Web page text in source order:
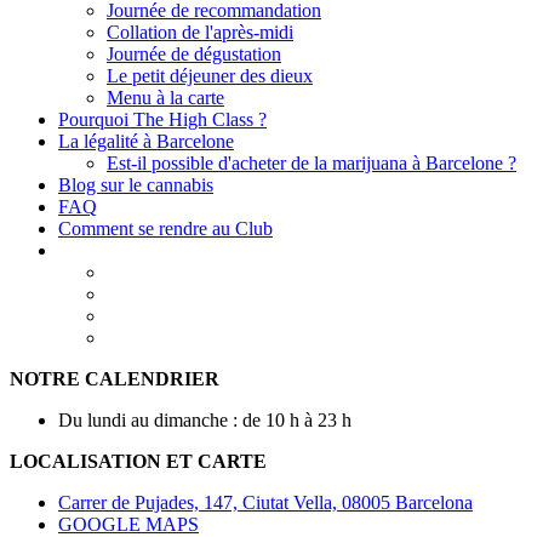
Journée de recommandation
Collation de l'après-midi
Journée de dégustation
Le petit déjeuner des dieux
Menu à la carte
Pourquoi The High Class ?
La légalité à Barcelone
Est-il possible d'acheter de la marijuana à Barcelone ?
Blog sur le cannabis
FAQ
Comment se rendre au Club
NOTRE CALENDRIER
Du lundi au dimanche : de 10 h à 23 h
LOCALISATION ET CARTE
Carrer de Pujades, 147, Ciutat Vella, 08005 Barcelona
GOOGLE MAPS